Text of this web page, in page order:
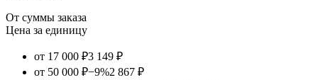
От суммы заказа
Цена за единицу
от 17 000 ₽3 149 ₽
от 50 000 ₽−9%2 867 ₽